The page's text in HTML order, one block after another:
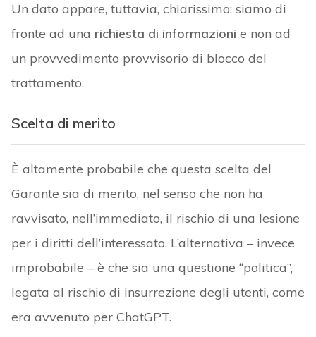
Un dato appare, tuttavia, chiarissimo: siamo di
fronte ad una richiesta di informazioni e non ad
un provvedimento provvisorio di blocco del
trattamento.
Scelta di merito
È altamente probabile che questa scelta del
Garante sia di merito, nel senso che non ha
ravvisato, nell’immediato, il rischio di una lesione
per i diritti dell’interessato. L’alternativa – invece
improbabile – è che sia una questione “politica”,
legata al rischio di insurrezione degli utenti, come
era avvenuto per ChatGPT.